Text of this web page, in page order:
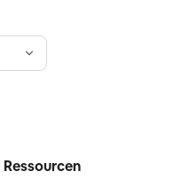
Ressourcen